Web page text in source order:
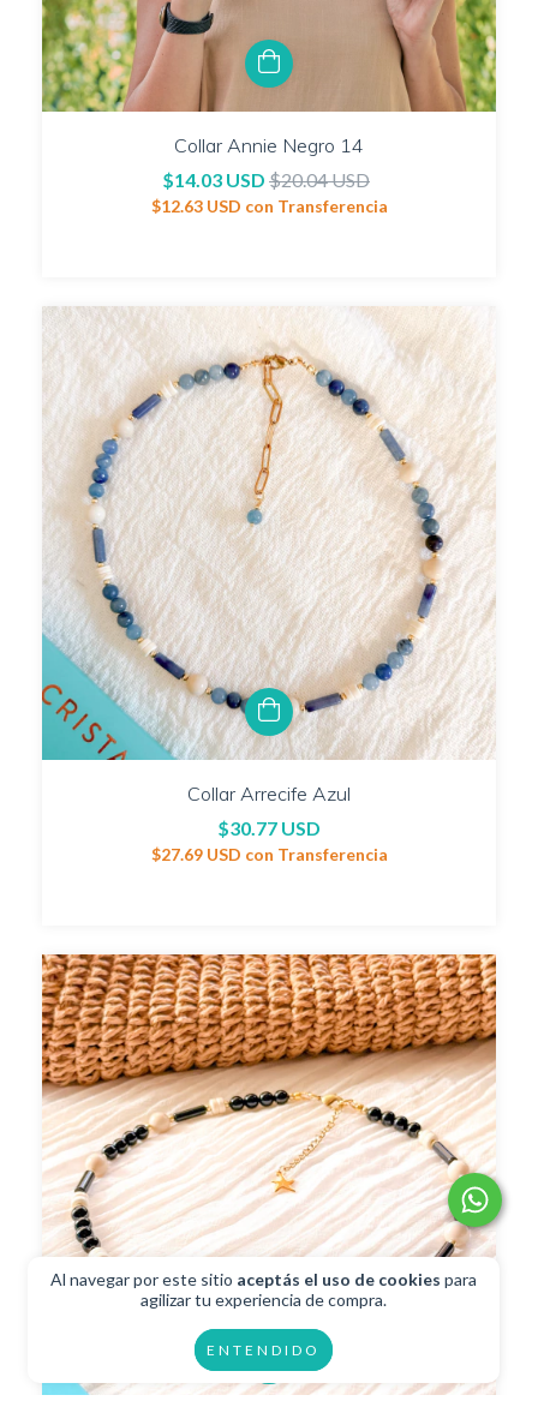
Al navegar por este sitio aceptás el uso de cookies para
agilizar tu experiencia de compra.
ENTENDIDO
Collar Annie Negro 14
$14.03 USD $20.04 USD
$12.63 USD con Transferencia
Collar Arrecife Azul
$30.77 USD
$27.69 USD con Transferencia